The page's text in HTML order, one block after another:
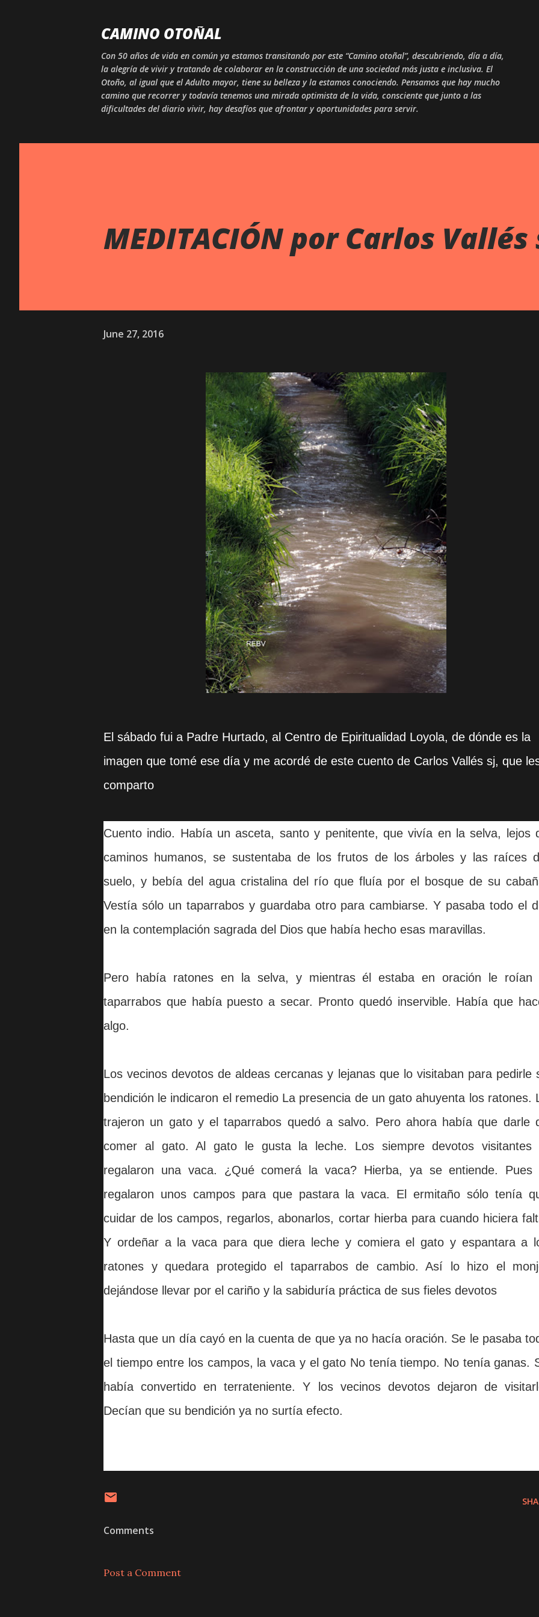
CAMINO OTOÑAL
Con 50 años de vida en común ya estamos transitando por este “Camino otoñal”, descubriendo, día a día,
la alegría de vivir y tratando de colaborar en la construcción de una sociedad más justa e inclusiva. El
Otoño, al igual que el Adulto mayor, tiene su belleza y la estamos conociendo. Pensamos que hay mucho
camino que recorrer y todavía tenemos una mirada optimista de la vida, consciente que junto a las
dificultades del diario vivir, hay desafíos que afrontar y oportunidades para servir.
MEDITACIÓN por Carlos Vallés
June 27, 2016
El sábado fui a Padre Hurtado, al Centro de Epiritualidad Loyola, de dónde es la
imagen que tomé ese día y me acordé de este cuento de Carlos Vallés sj, que
comparto
Cuento indio. Había un asceta, santo y penitente, que vivía en la selva, lejos
caminos humanos, se sustentaba de los frutos de los árboles y las raíces
suelo, y bebía del agua cristalina del río que fluía por el bosque de su
Vestía sólo un taparrabos y guardaba otro para cambiarse. Y pasaba todo el
en la contemplación sagrada del Dios que había hecho esas maravillas.
Pero había ratones en la selva, y mientras él estaba en oración le roían
taparrabos que había puesto a secar. Pronto quedó inservible. Había que
algo.
Los vecinos devotos de aldeas cercanas y lejanas que lo visitaban para pedirle
bendición le indicaron el remedio La presencia de un gato ahuyenta los ratones.
trajeron un gato y el taparrabos quedó a salvo. Pero ahora había que darle
comer al gato. Al gato le gusta la leche. Los siempre devotos visitantes
regalaron una vaca. ¿Qué comerá la vaca? Hierba, ya se entiende. Pues
regalaron unos campos para que pastara la vaca. El ermitaño sólo tenía
cuidar de los campos, regarlos, abonarlos, cortar hierba para cuando hiciera
Y ordeñar a la vaca para que diera leche y comiera el gato y espantara a
ratones y quedara protegido el taparrabos de cambio. Así lo hizo el
dejándose llevar por el cariño y la sabiduría práctica de sus fieles devotos
Hasta que un día cayó en la cuenta de que ya no hacía oración. Se le pasaba
el tiempo entre los campos, la vaca y el gato No tenía tiempo. No tenía ganas.
había convertido en terrateniente. Y los vecinos devotos dejaron de
Decían que su bendición ya no surtía efecto.
Comments
Post a Comment